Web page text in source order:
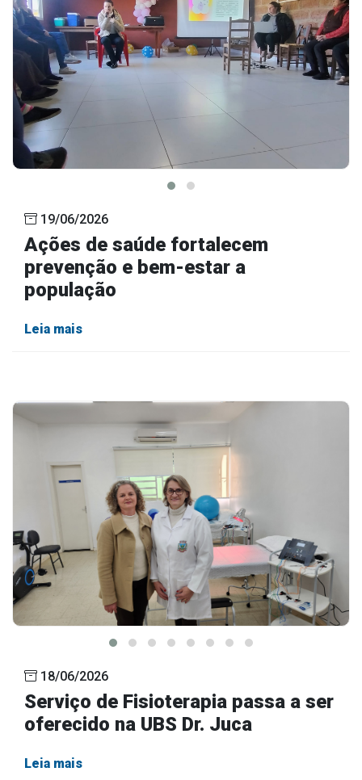
19/06/2026
Ações de saúde fortalecem
prevenção e bem-estar a
população
Leia mais
18/06/2026
Serviço de Fisioterapia passa a ser
oferecido na UBS Dr. Juca
Leia mais